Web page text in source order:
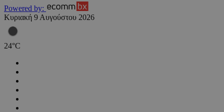
Powered by:
Κυριακή 9 Αυγούστου 2026
24°C